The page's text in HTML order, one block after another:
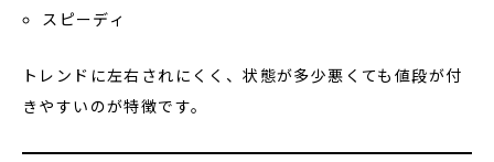
スピーディ
トレンドに左右されにくく、状態が多少悪くても値段が付
きやすいのが特徴です。